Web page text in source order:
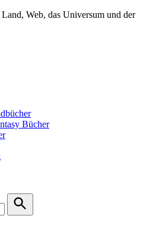
Web, das Universum und der
Bücher
Search